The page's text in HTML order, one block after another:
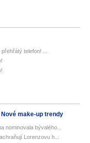
telefon! ...
Nové make-up trendy
nominovala bývalého...
Lorenzovu h...